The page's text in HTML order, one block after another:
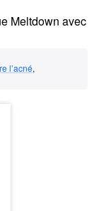
Meltdown avec
l’acné,